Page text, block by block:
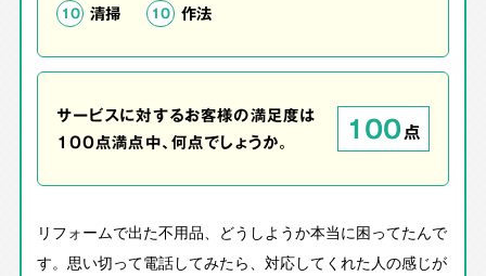
10 清掃 10 作法
サービスに対するお客様の満足度は
100点満点中、何点でしょうか。
100点
リフォームで出た不用品、どうしようか本当に困ってたんで
す。思い切って電話してみたら、対応してくれた人の感じが